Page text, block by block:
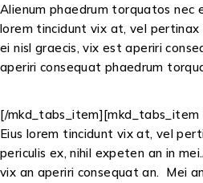
Alienum phaedrum torquatos nec
lorem tincidunt vix at, vel pertinax
ei nisl graecis, vix est aperiri
aperiri consequat phaedrum
[/mkd_tabs_item][mkd_tabs_item
Eius lorem tincidunt vix at, vel
periculis ex, nihil expeten an in
vix an aperiri consequat an. Mei